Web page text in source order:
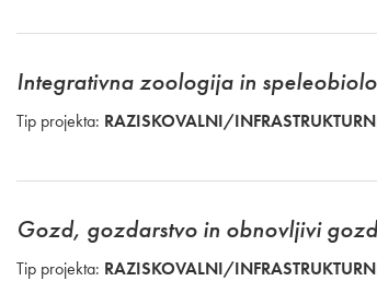
Integrativna zoologija in
Tip projekta: RAZISKOVALNI/
Gozd, gozdarstvo in obnovljivi
Tip projekta: RAZISKOVALNI/